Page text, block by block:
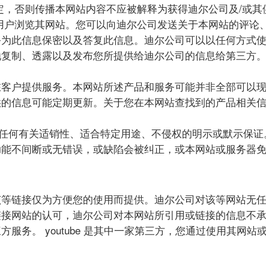
否则传播本网站内容不应被解释为获得迪尔公司及/或
浏览其网站。您可以向迪尔公司发送关于本网站的评
此信息保密以及答复此信息。迪尔公司可以以任何方式
制、透露以及发布您所提供给迪尔公司的信息给第三方。
户提供服务。本网站所述产品和服务可能并非全部可以
信息可能定期更新。关于您在本网站查找到的产品相关
何有关适销性、适合特定用途、不侵权的明示或默示保
不间断或无错误，或缺陷会被纠正，或本网站或服务器
链接仅为方便您的使用而提供。迪尔公司对该等网站无
网站的认可，迪尔公司对本网站所引用或链接的信息不承
服务。 youtube 是其中一家第三方，您通过使用其网站